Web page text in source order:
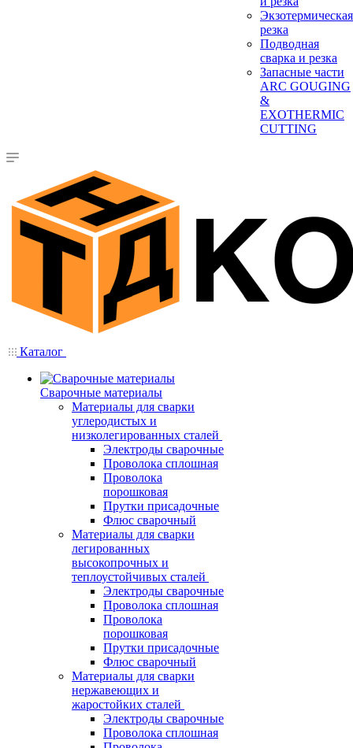
Экзотермическая
резка
Подводная
сварка и резка
Запасные части
ARC GOUGING
&
EXOTHERMIC
CUTTING
Каталог
Сварочные материалы
Материалы для сварки
углеродистых и
низколегированных сталей
Электроды сварочные
Проволока сплошная
Проволока
порошковая
Прутки присадочные
Флюс сварочный
Материалы для сварки
легированных
высокопрочных и
теплоустойчивых сталей
Электроды сварочные
Проволока сплошная
Проволока
порошковая
Прутки присадочные
Флюс сварочный
Материалы для сварки
нержавеющих и
жаростойких сталей
Электроды сварочные
Проволока сплошная